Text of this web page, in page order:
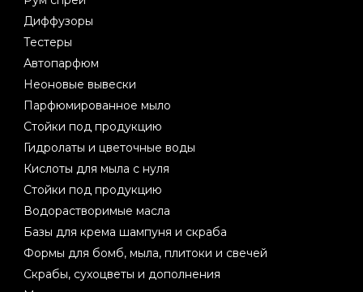
Диффузоры
Тестеры
Автопарфюм
Неоновые вывески
Парфюмированное мыло
Стойки под продукцию
Гидролаты и цветочные воды
Кислоты для мыла с нуля
Стойки под продукцию
Водорастворимые масла
Базы для крема шампуня и скраба
Формы для бомб, мыла, плитоки и свечей
Скрабы, сухоцветы и дополнения